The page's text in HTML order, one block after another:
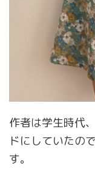
作者は学生時代
ドにしていたの
す。